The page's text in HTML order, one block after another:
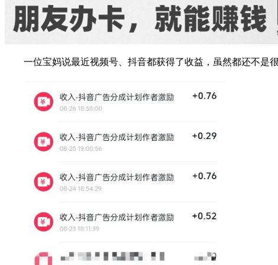
一位宝妈说最近视频号、抖音都获得了收益，虽然都还不是